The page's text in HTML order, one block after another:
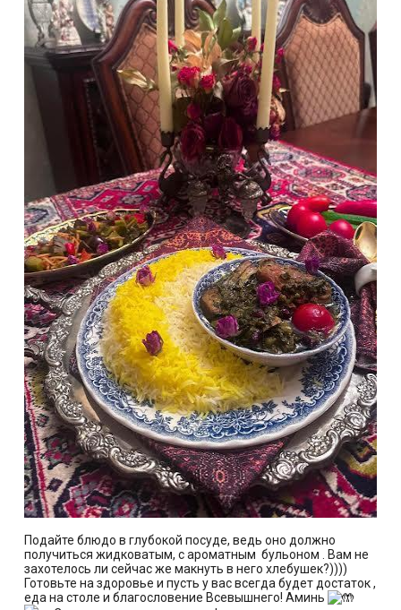
Подайте блюдо в глубокой посуде, ведь оно должно
получиться жидковатым, с ароматным бульоном . Вам не
захотелось ли сейчас же макнуть в него хлебушек?))))
Готовьте на здоровье и пусть у вас всегда будет достаток ,
еда на столе и благословение Всевышнего! Аминь